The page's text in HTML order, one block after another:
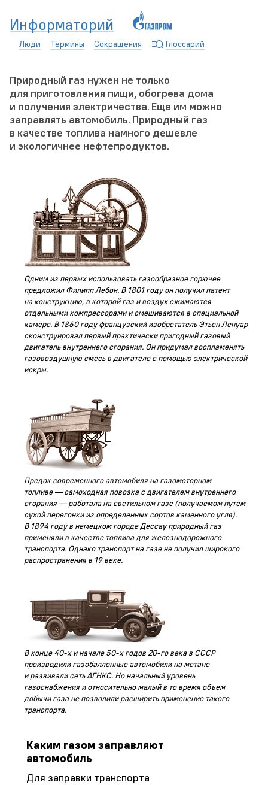
Информаторий
Люди Термины Сокращения Глоссарий
Природный газ нужен не только
для приготовления пищи, обогрева дома
и получения электричества. Еще им можно
заправлять автомобиль. Природный газ
в качестве топлива намного дешевле
и экологичнее нефтепродуктов.
Одним из первых использовать газообразное горючее
предложил Филипп Лебон. В 1801 году он получил патент
на конструкцию, в которой газ и воздух сжимаются
отдельными компрессорами и смешиваются в специальной
камере. В 1860 году французский изобретатель Этьен Ленуар
сконструировал первый практически пригодный газовый
двигатель внутреннего сгорания. Он придумал воспламенять
газовоздушную смесь в двигателе с помощью электрической
искры.
Предок современного автомобиля на газомоторном
топливе — самоходная повозка с двигателем внутреннего
сгорания — работала на светильном газе (получаемом путем
сухой перегонки из определенных сортов каменного угля).
В 1894 году в немецком городе Дессау природный газ
применяли в качестве топлива для железнодорожного
транспорта. Однако транспорт на газе не получил широкого
распространения в 19 веке.
В конце 40-х и начале 50-х годов 20-го века в СССР
производили газобаллонные автомобили на метане
и развивали сеть АГНКС. Но начальный уровень
газоснабжения и относительно малый в то время объем
добычи газа не позволили расширить применение такого
транспорта.
Каким газом заправляют
автомобиль
Для заправки транспорта